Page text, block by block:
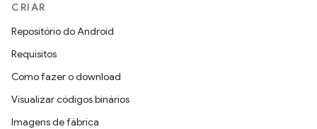
CRIAR
Repositório do Android
Requisitos
Como fazer o download
Visualizar códigos binários
Imagens de fábrica